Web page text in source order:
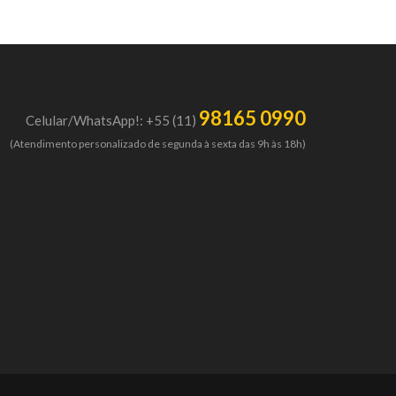
Celular/WhatsApp!: +55 (11) 98165 0990
(Atendimento personalizado de segunda à sexta das 9h às 18h)